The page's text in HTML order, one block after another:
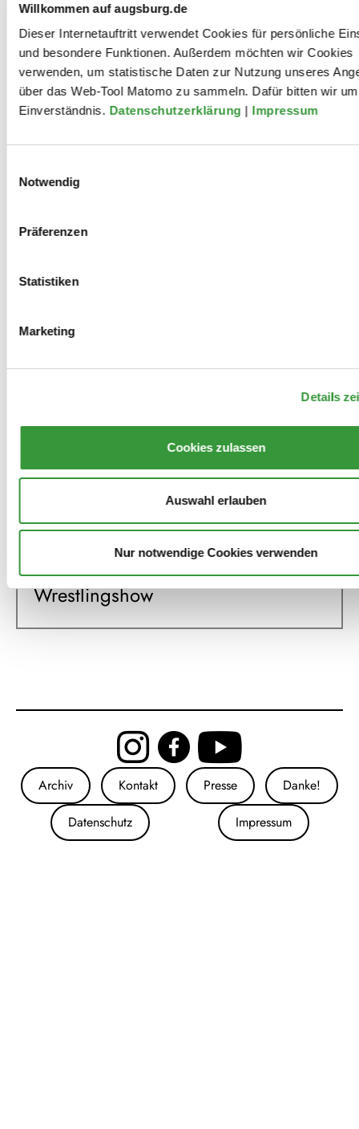
Willkommen auf augsburg.de
Dieser Internetauftritt verwendet Cookies für persönliche
und besondere Funktionen. Außerdem möchten wir Cookies
verwenden, um statistische Daten zur Nutzung unseres
über das Web-Tool Matomo zu sammeln. Dafür bitten wir
Einverständnis. Datenschutzerklärung | Impressum
Notwendig
Präferenzen
Statistiken
Marketing
Details
Cookies zulassen
Auswahl erlauben
Nur notwendige Cookies verwenden
Schrettle sowie mit Jessica Glause für ihre Inszenierung
„Bayerische Suffragetten“ an den Münchner
Kammerspielen. Seit 2022 ist sie zudem Dramaturgin
beim Brechtfestival Augsburg.
2025
Kampf um die Stadt
2024
Memoria / Мемория -
dokumentarisches Theaterstück von
Nana Grinstein (Augsburger
Exilversion)
Kampf um Augsburg - Eine
Wrestlingshow
Archiv Kontakt Presse
Danke!
Datenschutz
Impressum